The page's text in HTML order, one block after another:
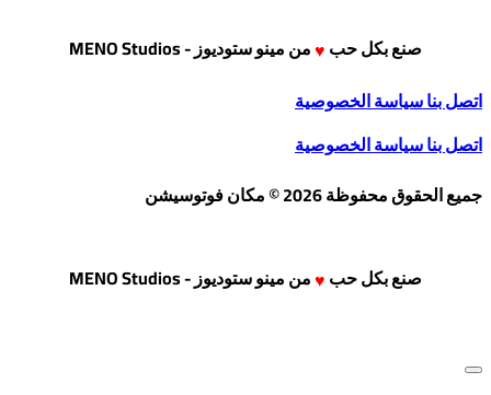
مصري⁩
الأشكال
لهذا
المنتج.
اختيار
على
صنع بكل حب♥منمينو ستوديوز - MENO Studios
اتصل بناسياسة الخصوصية
اتصل بناسياسة الخصوصية
جميع الحقوق محفوظة 2026 © مكان فوتوسيشن
صنع بكل حب♥منمينو ستوديوز - MENO Studios